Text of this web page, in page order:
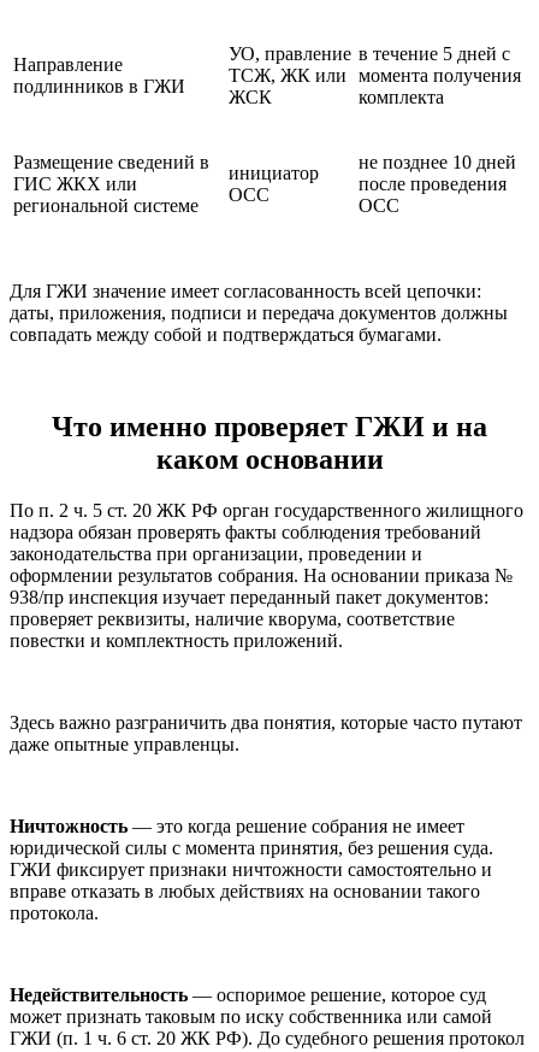
Направление
подлинников в ГЖИ
УО, правление
ТСЖ, ЖК или
ЖСК
в течение 5 дней с
момента получения
комплекта
Размещение сведений в
ГИС ЖКХ или
региональной системе
инициатор
ОСС
не позднее 10 дней
после проведения
ОСС
Для ГЖИ значение имеет согласованность всей цепочки:
даты, приложения, подписи и передача документов должны
совпадать между собой и подтверждаться бумагами.
Что именно проверяет ГЖИ и на
каком основании
По п. 2 ч. 5 ст. 20 ЖК РФ орган государственного жилищного
надзора обязан проверять факты соблюдения требований
законодательства при организации, проведении и
оформлении результатов собрания. На основании приказа №
938/пр инспекция изучает переданный пакет документов:
проверяет реквизиты, наличие кворума, соответствие
повестки и комплектность приложений.
Здесь важно разграничить два понятия, которые часто путают
даже опытные управленцы.
Ничтожность — это когда решение собрания не имеет
юридической силы с момента принятия, без решения суда.
ГЖИ фиксирует признаки ничтожности самостоятельно и
вправе отказать в любых действиях на основании такого
протокола.
Недействительность — оспоримое решение, которое суд
может признать таковым по иску собственника или самой
ГЖИ (п. 1 ч. 6 ст. 20 ЖК РФ). До судебного решения протокол